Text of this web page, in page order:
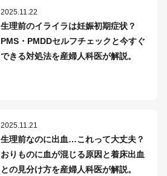
2025.11.22
生理前のイライラは妊娠初期症状？
PMS・PMDDセルフチェックと今すぐ
できる対処法を産婦人科医が解説。
2025.11.21
生理前なのに出血…これって大丈夫？
おりものに血が混じる原因と着床出血
との見分け方を産婦人科医が解説。